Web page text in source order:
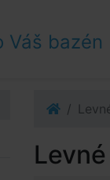
Váš bazén